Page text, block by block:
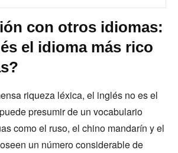
con otros idiomas:
el idioma más rico
riqueza léxica, el inglés no es el
presumir de un vocabulario
como el ruso, el chino mandarín y el
un número considerable de